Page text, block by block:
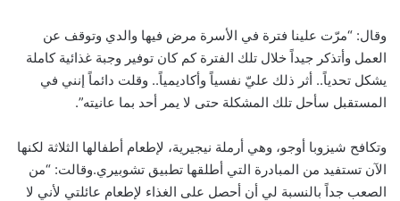
وقال: “مرّت علينا فترة في الأسرة مرض فيها والدي وتوقف عن
العمل وأتذكر جيداً خلال تلك الفترة كم كان توفير وجبة غذائية كاملة
يشكل تحدياً.. أثر ذلك عليّ نفسياً وأكاديمياً.. وقلت دائماً إنني في
المستقبل سأحل تلك المشكلة حتى لا يمر أحد بما عانيته”.
وتكافح شيزوبا أوجو، وهي أرملة نيجيرية، لإطعام أطفالها الثلاثة لكنها
الآن تستفيد من المبادرة التي أطلقها تطبيق تشوبيري.وقالت: “من
الصعب جداً بالنسبة لي أن أحصل على الغذاء لإطعام عائلتي لأني لا